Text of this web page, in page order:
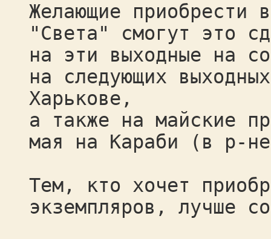
Желающие приобрести
"Света" смогут это
на эти выходные на
на следующих
Харькове,
а также на майские
мая на Караби (в р-
Тем, кто хочет
экземпляров, лучше